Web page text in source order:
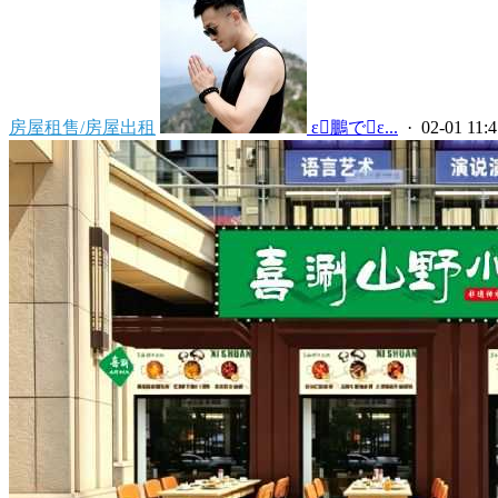
房屋租售/房屋出租  ε鵬でε... · 02-01